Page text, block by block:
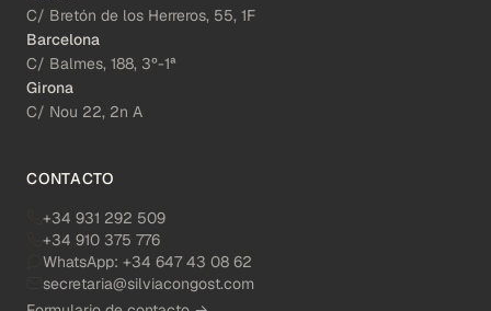
C/ Bretón de los Herreros, 55, 1F
Barcelona
C/ Balmes, 188, 3º-1ª
Girona
C/ Nou 22, 2n A
CONTACTO
+34 931 292 509
+34 910 375 776
WhatsApp: +34 647 43 08 62
secretaria@silviacongost.com